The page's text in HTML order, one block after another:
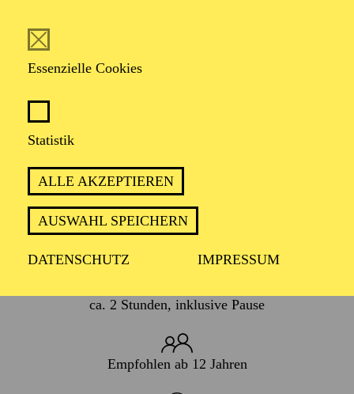
Essenzielle Cookies
Statistik
ALLE AKZEPTIEREN
AUSWAHL SPEICHERN
DATENSCHUTZ IMPRESSUM
PREMIERE
15. November 2025
WIEDERAUFNAHME
ca. 2 Stunden, inklusive Pause
Empfohlen ab 12 Jahren